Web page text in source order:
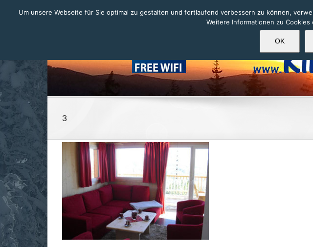
3
Um unsere Webseite für Sie optimal zu gestalten und fortlaufend verbessern zu können,
Weitere Informationen zu
OK